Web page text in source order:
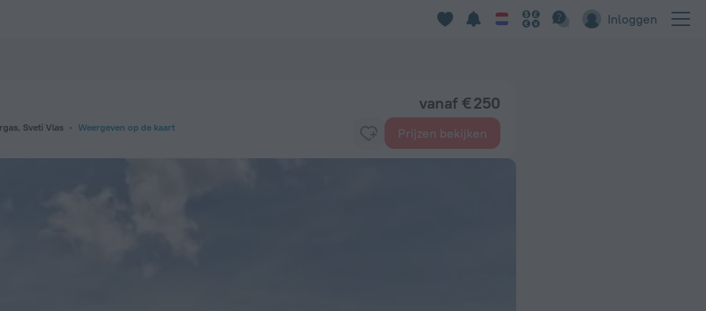
Inloggen
Sveti Vlas
Weergeven op de kaart
vanaf € 250
Prijzen bekijken
op ZenHotels.com